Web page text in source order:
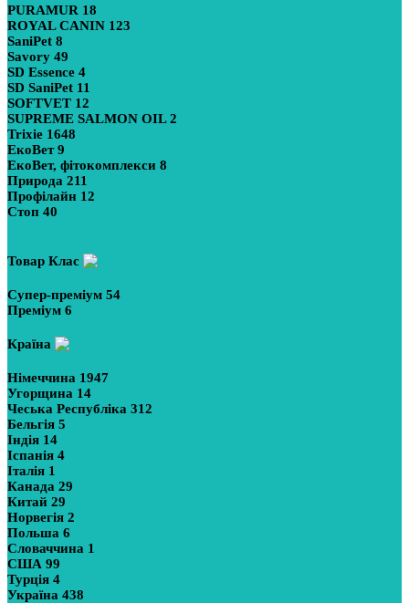
PURAMUR 18
ROYAL CANIN 123
SaniPet 8
Savory 49
SD Essence 4
SD SaniPet 11
SOFTVET 12
SUPREME SALMON OIL2
Trixie 1648
ЕкоВет9
ЕкоВет, фітокомплекси 8
Природа 211
Профілайн 12
Стоп 40
Товар Клас
Супер-преміум 54
Преміум 6
Країна
Німеччина 1947
Угорщина 14
Чеська Республіка 312
Бельгія 5
Індія 14
Іспанія 4
Італія 1
Канада 29
Китай 29
Норвегія 2
Польша 6
Словаччина 1
США 99
Турція 4
Україна 438